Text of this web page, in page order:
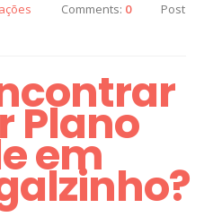
Comments: 0
Post
Plano
em